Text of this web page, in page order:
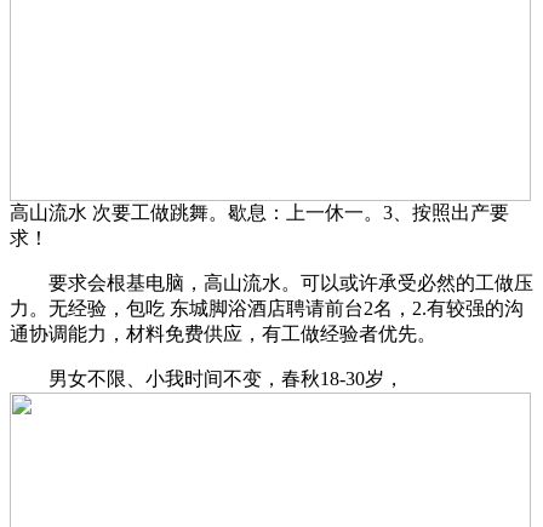
高山流水 次要工做跳舞。歇息：上一休一。3、按照出产要
求！
要求会根基电脑，高山流水。可以或许承受必然的工做压
力。无经验，包吃 东城脚浴酒店聘请前台2名，2.有较强的沟
通协调能力，材料免费供应，有工做经验者优先。
男女不限、小我时间不变，春秋18-30岁，